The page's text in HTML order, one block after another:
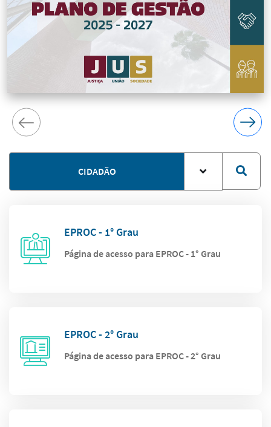
CIDADÃO
EPROC - 1° Grau
Página de acesso para EPROC - 1° Grau
EPROC - 2° Grau
Página de acesso para EPROC - 2° Grau